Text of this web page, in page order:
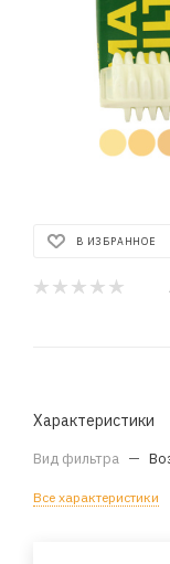
В ИЗБРАННОЕ
Характеристики
Вид фильтра —
Все характеристики